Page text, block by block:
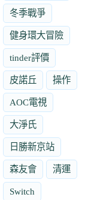
冬季戰爭
健身環大冒險
tinder評價
皮諾丘 操作
AOC電視
大淨氏
日勝新京站
森友會 清運
Switch